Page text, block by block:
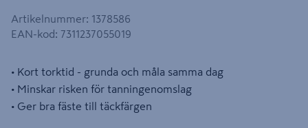
Artikelnummer: 1378586
EAN-kod: 7311237055019
• Kort torktid - grunda och måla samma dag
• Minskar risken för tanningenomslag
• Ger bra fäste till täckfärgen